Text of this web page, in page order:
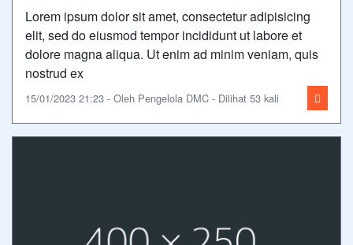
Lorem ipsum dolor sit amet, consectetur adipisicing
elit, sed do eiusmod tempor incididunt ut labore et
dolore magna aliqua. Ut enim ad minim veniam, quis
nostrud ex
15/01/2023 21:23 - Oleh Pengelola DMC - Dilihat 53 kali